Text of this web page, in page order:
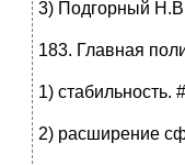
3) Подгорный
183. Главная
1) стабильность. #
2) расширение